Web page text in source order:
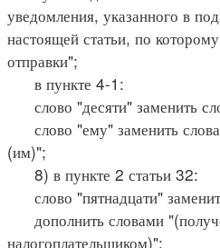
уведомления, указанного в
настоящей статьи, по
отправки";
в пункте 4-1:
слово "десяти" заменить
слово "ему" заменить
(им)";
8) в пункте 2 статьи 32:
слово "пятнадцати"
дополнить словами
налогоплательщиком)";